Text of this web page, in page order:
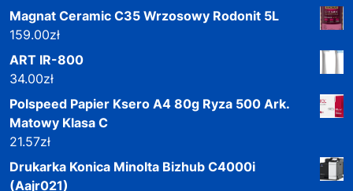
Magnat Ceramic C35 Wrzosowy Rodonit 5L
159.00zł
ART IR-800
34.00zł
Polspeed Papier Ksero A4 80g Ryza 500 Ark.
Matowy Klasa C
21.57zł
Drukarka Konica Minolta Bizhub C4000i
(Aajr021)